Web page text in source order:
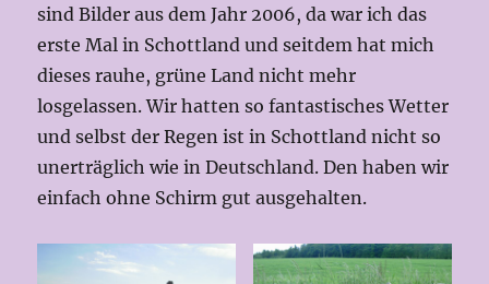
sind Bilder aus dem Jahr 2006, da war ich das
erste Mal in Schottland und seitdem hat mich
dieses rauhe, grüne Land nicht mehr
losgelassen. Wir hatten so fantastisches Wetter
und selbst der Regen ist in Schottland nicht so
unerträglich wie in Deutschland. Den haben wir
einfach ohne Schirm gut ausgehalten.